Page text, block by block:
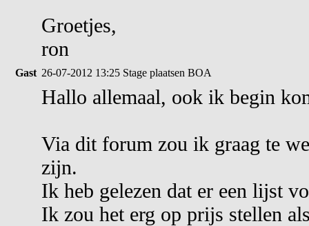
Groetjes,
ron
Gast 26-07-2012 13:25 Stage plaatsen BOA
Hallo allemaal, ook ik begin
Via dit forum zou ik graag te
zijn.
Ik heb gelezen dat er een lijst
Ik zou het erg op prijs stellen